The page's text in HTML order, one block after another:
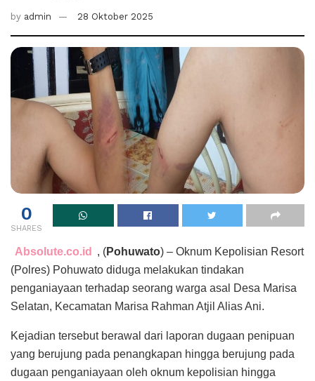
by admin 28 Oktober 2025
0
SHARES
Absolute.co.id , (Pohuwato) – Oknum Kepolisian Resort
(Polres) Pohuwato diduga melakukan tindakan
penganiayaan terhadap seorang warga asal Desa Marisa
Selatan, Kecamatan Marisa Rahman Atjil Alias Ani.
Kejadian tersebut berawal dari laporan dugaan penipuan
yang berujung pada penangkapan hingga berujung pada
dugaan penganiayaan oleh oknum kepolisian hingga